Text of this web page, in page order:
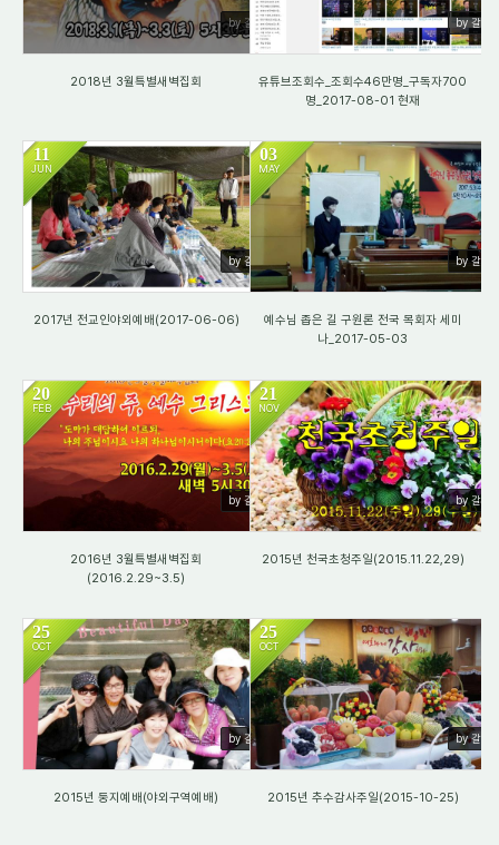
by 갈렙
2018년 3월특별새벽집회
by 갈렙
유튜브조회수_조회수46만명_구독자700
명_2017-08-01 현재
11
JUN
by 갈렙
1910
2017년 전교인야외예배(2017-06-06)
03
MAY
by 갈렙
1623
예수님 좁은 길 구원론 전국 목회자 세미
나_2017-05-03
20
FEB
by 갈렙
1678
2016년 3월특별새벽집회
(2016.2.29~3.5)
21
NOV
by 갈렙
1758
2015년 천국초청주일(2015.11.22,29)
25
OCT
by 갈렙
1909
2015년 둥지예배(야외구역예배)
25
OCT
by 갈렙
1813
2015년 추수감사주일(2015-10-25)